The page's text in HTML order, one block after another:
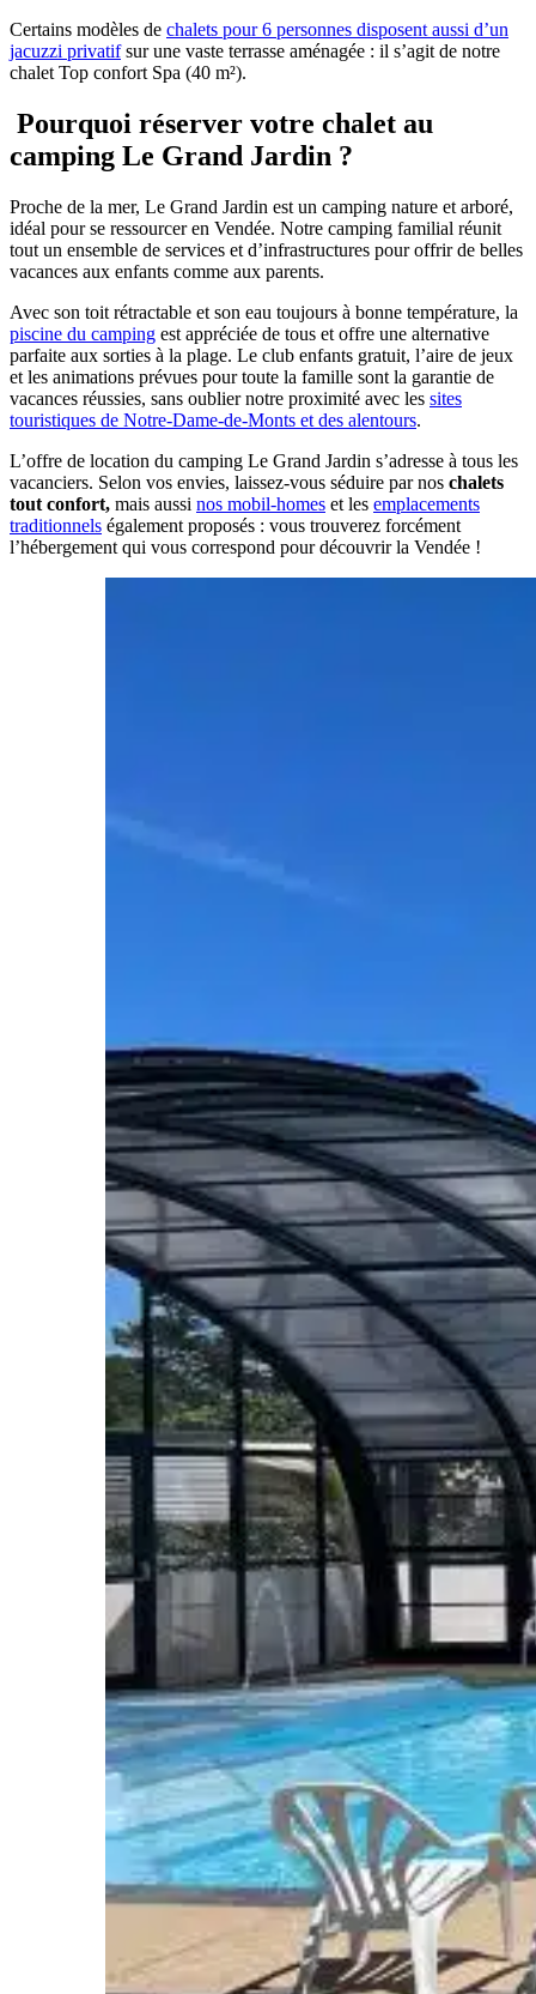
Certains modèles de chalets pour 6 personnes disposent aussi d’un
jacuzzi privatifsur une vaste terrasse aménagée : il s’agit de notre
chalet Top confort Spa (40 m²).
Pourquoi réserver votre chalet au
camping Le Grand Jardin ?
Proche de la mer, Le Grand Jardin est un camping nature et arboré,
idéal pour se ressourcer en Vendée. Notre camping familial réunit
tout un ensemble de services et d’infrastructures pour offrir de belles
vacances aux enfants comme aux parents.
Avec son toit rétractable et son eau toujours à bonne température, la
piscine du camping est appréciée de tous et offre une alternative
parfaite aux sorties à la plage. Le club enfants gratuit, l’aire de jeux
et les animations prévues pour toute la famille sont la garantie de
vacances réussies, sans oublier notre proximité avec les sites
touristiques de Notre-Dame-de-Monts et des alentours.
L’offre de location du camping Le Grand Jardin s’adresse à tous les
vacanciers. Selon vos envies, laissez-vous séduire par nos chalets
tout confort, mais aussi nos mobil-homes et les emplacements
traditionnels également proposés : vous trouverez forcément
l’hébergement qui vous correspond pour découvrir la Vendée !